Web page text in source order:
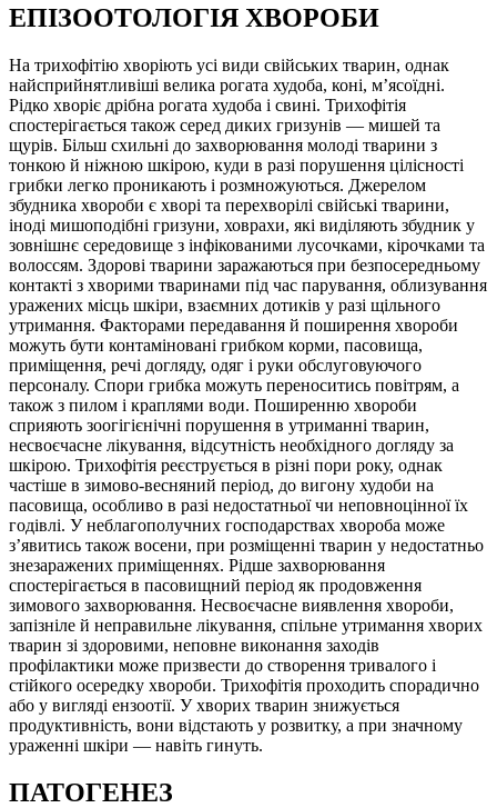
ЕПІЗООТОЛОГІЯ ХВОРОБИ
На трихофітію хворіють усі види свійських тварин, однак
найсприйнятливіші велика рогата худоба, коні, м’ясоїдні.
Рідко хворіє дрібна рогата худоба і свині. Трихофітія
спостерігається також серед диких гризунів — мишей та
щурів. Більш схильні до захворювання молоді тварини з
тонкою й ніжною шкірою, куди в разі порушення цілісності
грибки легко проникають і розмножуються. Джерелом
збудника хвороби є хворі та перехворілі свійські тварини,
іноді мишоподібні гризуни, ховрахи, які виділяють збудник у
зовнішнє середовище з інфікованими лусочками, кірочками та
волоссям. Здорові тварини заражаються при безпосередньому
контакті з хворими тваринами під час парування, облизування
уражених місць шкіри, взаємних дотиків у разі щільного
утримання. Факторами передавання й поширення хвороби
можуть бути контаміновані грибком корми, пасовища,
приміщення, речі догляду, одяг і руки обслуговуючого
персоналу. Спори грибка можуть переноситись повітрям, а
також з пилом і краплями води. Поширенню хвороби
сприяють зоогігієнічні порушення в утриманні тварин,
несвоєчасне лікування, відсутність необхідного догляду за
шкірою. Трихофітія реєструється в різні пори року, однак
частіше в зимово-весняний період, до вигону худоби на
пасовища, особливо в разі недостатньої чи неповноцінної їх
годівлі. У неблагополучних господарствах хвороба може
з’явитись також восени, при розміщенні тварин у недостатньо
знезаражених приміщеннях. Рідше захворювання
спостерігається в пасовищний період як продовження
зимового захворювання. Несвоєчасне виявлення хвороби,
запізніле й неправильне лікування, спільне утримання хворих
тварин зі здоровими, неповне виконання заходів
профілактики може призвести до створення тривалого і
стійкого осередку хвороби. Трихофітія проходить спорадично
або у вигляді ензоотії. У хворих тварин знижується
продуктивність, вони відстають у розвитку, а при значному
ураженні шкіри — навіть гинуть.
ПАТОГЕНЕЗ